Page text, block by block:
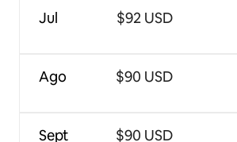
Jul
Ago
Sept
$92 USD
$90 USD
$90 USD